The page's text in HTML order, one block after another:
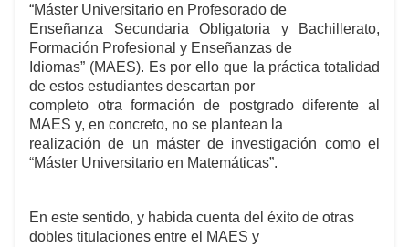
“Máster Universitario en Profesorado de
Enseñanza Secundaria Obligatoria y Bachillerato,
Formación Profesional y Enseñanzas de
Idiomas” (MAES). Es por ello que la práctica totalidad
de estos estudiantes descartan por
completo otra formación de postgrado diferente al
MAES y, en concreto, no se plantean la
realización de un máster de investigación como el
“Máster Universitario en Matemáticas”.
En este sentido, y habida cuenta del éxito de otras
dobles titulaciones entre el MAES y